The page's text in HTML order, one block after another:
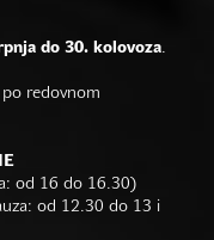
do 30. kolovoza.
po redovnom
od 16 do 16.30)
od 12.30 do 13 i